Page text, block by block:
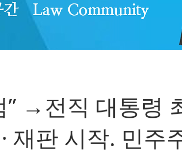
” →전직 대통령
재판 시작. 민주